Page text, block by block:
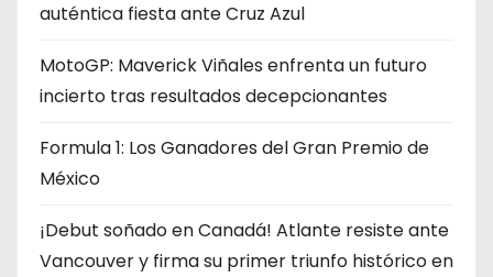
auténtica fiesta ante Cruz Azul
MotoGP: Maverick Viñales enfrenta un futuro
incierto tras resultados decepcionantes
Formula 1: Los Ganadores del Gran Premio de
México
¡Debut soñado en Canadá! Atlante resiste ante
Vancouver y firma su primer triunfo histórico en